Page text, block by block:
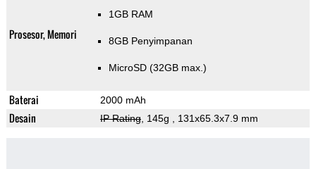
Prosesor, Memori
1GB RAM
8GB Penyimpanan
MicroSD (32GB max.)
Baterai 2000 mAh
Desain IP Rating, 145g , 131x65.3x7.9 mm